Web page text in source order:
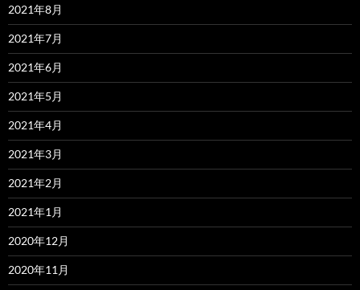
2021年8月
2021年7月
2021年6月
2021年5月
2021年4月
2021年3月
2021年2月
2021年1月
2020年12月
2020年11月